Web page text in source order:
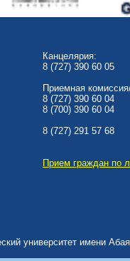
Канцелярия:
8 (727) 390 60 05
Приемная
8 (727) 390 60 04
8 (700) 390 60 04
8 (727) 291 57 68
Прием граждан по
университет имени Абая